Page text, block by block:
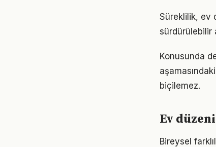
Süreklilik, ev
sürdürülebilir
Konusunda
biçilemez.
Ev
Bireysel